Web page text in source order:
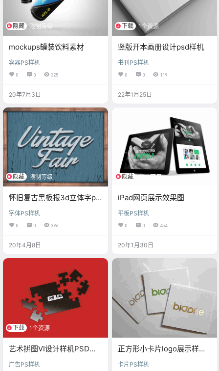
隐藏 限制等级
mockups罐装饮料素材
容器PS样机
0 0 325
20年7月3日
下载 1个资源
竖版开本画册设计psd样机
书刊PS样机
0 0 119
22年1月25日
隐藏 限制等级
怀旧复古黑板报3d立体字ps
样机素材下载
字体PS样机
0 0 396
20年4月8日
隐藏 登陆可见
iPad网页展示效果图
平板PS样机
0 0 454
20年1月30日
下载 1个资源
艺术拼图VI设计样机PSD模
广告PS样机
正方形小卡片logo展示样机
卡片PS样机